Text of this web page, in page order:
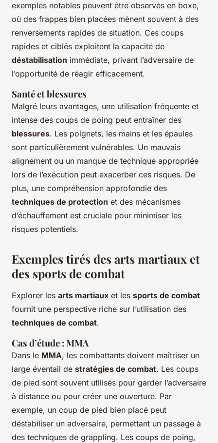
exemples notables peuvent être observés en boxe,
où des frappes bien placées mènent souvent à des
renversements rapides de situation. Ces coups
rapides et ciblés exploitent la capacité de
déstabilisation immédiate, privant l’adversaire de
l’opportunité de réagir efficacement.
Santé et blessures
Malgré leurs avantages, une utilisation fréquente et
intense des coups de poing peut entraîner des
blessures. Les poignets, les mains et les épaules
sont particulièrement vulnérables. Un mauvais
alignement ou un manque de technique appropriée
lors de l’exécution peut exacerber ces risques. De
plus, une compréhension approfondie des
techniques de protection et des mécanismes
d’échauffement est cruciale pour minimiser les
risques potentiels.
Exemples tirés des arts martiaux et
des sports de combat
Explorer les arts martiaux et les sports de combat
fournit une perspective riche sur l’utilisation des
techniques de combat.
Cas d’étude : MMA
Dans le MMA, les combattants doivent maîtriser un
large éventail de stratégies de combat. Les coups
de pied sont souvent utilisés pour garder l’adversaire
à distance ou pour créer une ouverture. Par
exemple, un coup de pied bien placé peut
déstabiliser un adversaire, permettant un passage à
des techniques de grappling. Les coups de poing,